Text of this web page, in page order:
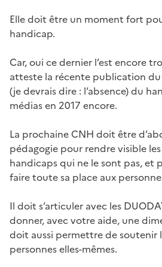
Elle doit être un moment fort
handicap.
Car, oui ce dernier l’est encore
atteste la récente publication du
(je devrais dire : l’absence) du
médias en 2017 encore.
La prochaine CNH doit être
pédagogie pour rendre visible
handicaps qui ne le sont pas, et
faire toute sa place aux
Il doit s’articuler avec les
donner, avec votre aide, une
doit aussi permettre de soutenir
personnes elles-mêmes.